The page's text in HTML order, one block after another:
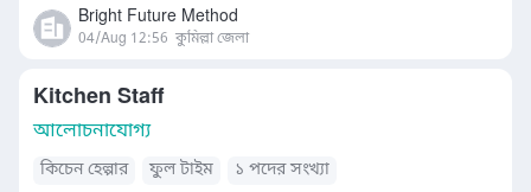
Bright Future Method
04/Aug 12:56 কুমিল্লা জেলা
Kitchen Staff
আলোচনাযোগ্য
কিচেন হেল্পার ফুল টাইম ১ পদের সংখ্যা